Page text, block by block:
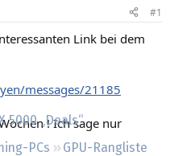
5000 „Deals“
PCs
GPU-Rangliste
#1
Link bei dem
messages/21185
! Ich sage nur